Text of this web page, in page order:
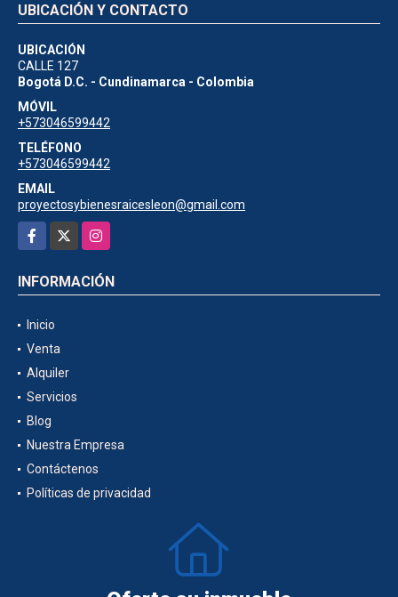
UBICACIÓN Y CONTACTO
UBICACIÓN
CALLE 127
Bogotá D.C. - Cundinamarca - Colombia
MÓVIL
+573046599442
TELÉFONO
+573046599442
EMAIL
proyectosybienesraicesleon@gmail.com
Facebook
Instagram
INFORMACIÓN
Inicio
Venta
Alquiler
Servicios
Blog
Nuestra Empresa
Contáctenos
Políticas de privacidad